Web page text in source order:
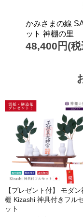
かみさまの線
ット 神棚の里
48,400円(税
【プレゼント付】 モダン
棚 Kizashi 神具付きフル
ット